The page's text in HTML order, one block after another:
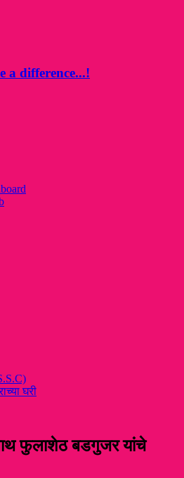
a difference...!
घरी
फुलाशेठ बडगुजर यांचे